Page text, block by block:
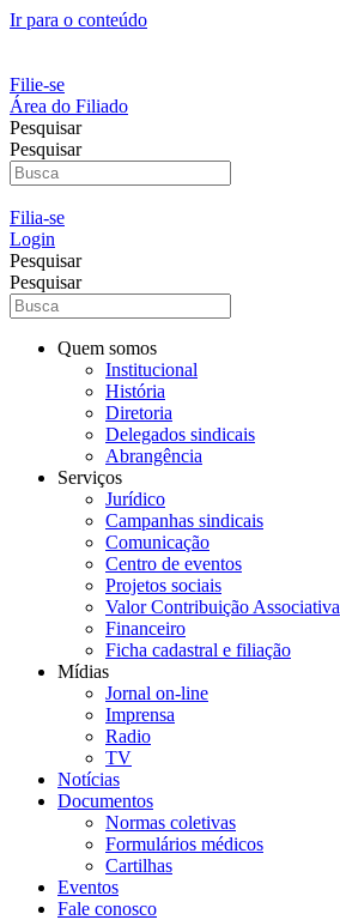
Ir para o conteúdo
Filie-se
Área do Filiado
Pesquisar
Pesquisar
Filia-se
Login
Pesquisar
Pesquisar
Quem somos
Institucional
História
Diretoria
Delegados sindicais
Abrangência
Serviços
Jurídico
Campanhas sindicais
Comunicação
Centro de eventos
Projetos sociais
Valor Contribuição Associativa
Financeiro
Ficha cadastral e filiação
Mídias
Jornal on-line
Imprensa
Radio
TV
Notícias
Documentos
Normas coletivas
Formulários médicos
Cartilhas
Eventos
Fale conosco